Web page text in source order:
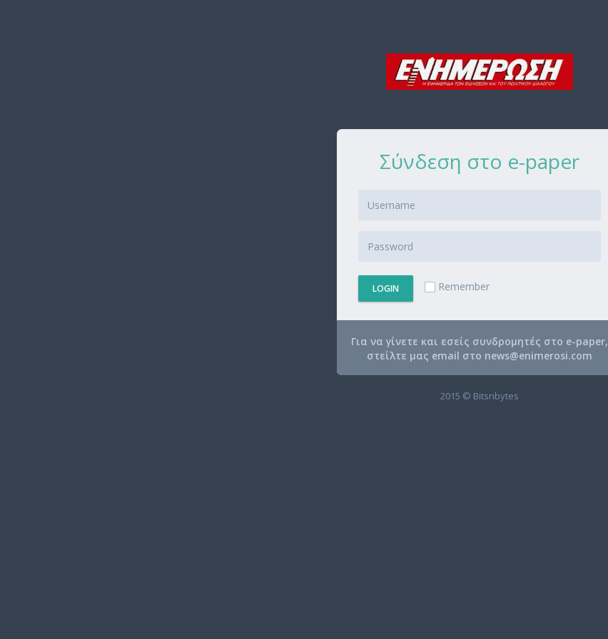
Σύνδεση στο e-paper
LOGIN Remember
Για να γίνετε και εσείς συνδρομητές στο e-paper,
στείλτε μας email στο news@enimerosi.com
2015 © Bitsnbytes